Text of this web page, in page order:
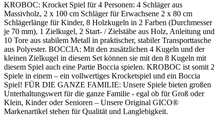
KROBOC: Krocket Spiel für 4 Personen: 4 Schläger aus
Massivholz, 2 x 100 cm Schläger für Erwachsene 2 x 80 cm
Schlägerlänge für Kinder, 8 Holzkugeln in 2 Farben (Durchmesser
je 70 mm), 1 Zielkugel, 2 Start- / Zielstäbe aus Holz, Anleitung und
10 Tore aus stabilem Metall in praktischer, stabiler Transporttasche
aus Polyester. BOCCIA: Mit den zusätzlichen 4 Kugeln und der
kleinen Zielkugel in diesem Set können sie mit den 8 Kugeln mit
diesem Spiel auch eine Partie Boccia spielen. KROBOC ist somit 2
Spiele in einem – ein vollwertiges Krocketspiel und ein Boccia
Spiel! FÜR DIE GANZE FAMILIE: Unsere Spiele bieten großen
Unterhaltungswert für die ganze Familie - egal ob für Groß oder
Klein, Kinder oder Senioren – Unsere Original GICO®
Markenartikel stehen für Qualität und Langlebigkeit.